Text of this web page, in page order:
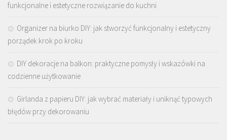
funkcjonalne i estetyczne rozwiązanie do kuchni
Organizer na biurko DIY: jak stworzyć funkcjonalny i estetyczny
porządek krok po kroku
DIY dekoracje na balkon: praktyczne pomysły i wskazówki na
codzienne użytkowanie
Girlanda z papieru DIY: jak wybrać materiały i uniknąć typowych
błędów przy dekorowaniu